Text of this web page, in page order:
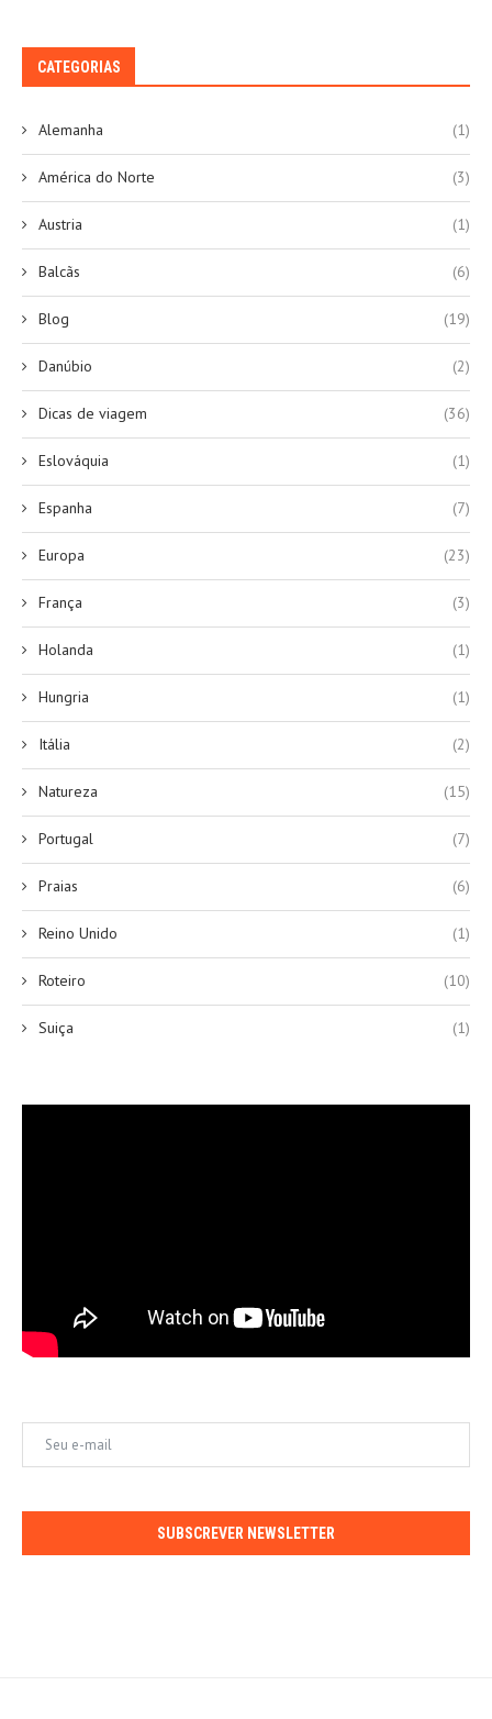
CATEGORIAS
Alemanha (1)
América do Norte (3)
Austria (1)
Balcãs (6)
Blog (19)
Danúbio (2)
Dicas de viagem (36)
Eslováquia (1)
Espanha (7)
Europa (23)
França (3)
Holanda (1)
Hungria (1)
Itália (2)
Natureza (15)
Portugal (7)
Praias (6)
Reino Unido (1)
Roteiro (10)
Suiça (1)
SUBSCREVER NEWSLETTER